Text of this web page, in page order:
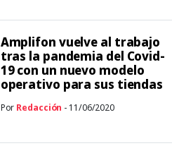
Amplifon vuelve al trabajo
tras la pandemia del Covid-
19 con un nuevo modelo
operativo para sus tiendas
Por Redacción - 11/06/2020